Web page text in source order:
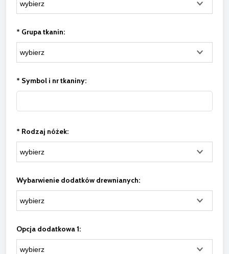
* Grupa tkanin:
* Symbol i nr tkaniny:
* Rodzaj nóżek:
Wybarwienie dodatków drewnianych:
Opcja dodatkowa 1: